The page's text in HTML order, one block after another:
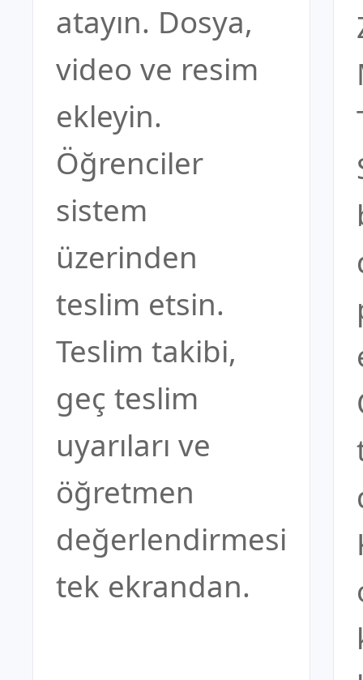
atayın. Dosya,
video ve resim
ekleyin.
Öğrenciler
sistem
üzerinden
teslim etsin.
Teslim takibi,
geç teslim
uyarıları ve
öğretmen
değerlendirmesi
tek ekrandan.